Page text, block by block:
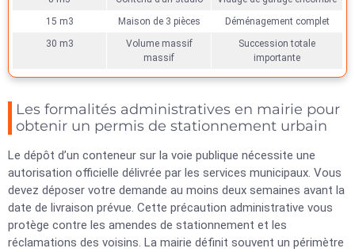
15 m3
Maison de 3 pièces
Déménagement complet
30 m3
Volume massif
massif
Succession totale
importante
Les formalités administratives en mairie pour
obtenir un permis de stationnement urbain
Le dépôt d’un conteneur sur la voie publique nécessite une
autorisation officielle délivrée par les services municipaux. Vous
devez déposer votre demande au moins deux semaines avant la
date de livraison prévue. Cette précaution administrative vous
protège contre les amendes de stationnement et les
réclamations des voisins. La mairie définit souvent un périmètre